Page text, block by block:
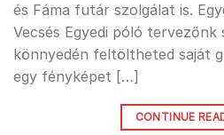
és Fáma futár szolgálat is.
Vecsés Egyedi póló tervezőnk
könnyedén feltöltheted saját
egy fényképet […]
CONTINUE